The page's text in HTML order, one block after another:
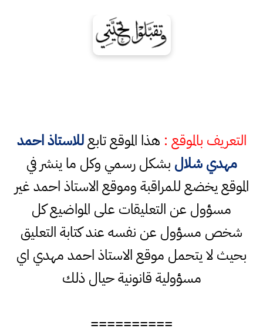
التعريف بالموقع : هذا الموقع تابعللاستاذ احمد
مهدي شلال بشكل رسمي وكل ما ينشر في
الموقع يخضع للمراقبة وموقع الاستاذ احمد غير
مسؤول عن التعليقات على المواضيع كل
شخص مسؤول عن نفسه عند كتابة التعليق
بحيث لا يتحمل موقع الاستاذ احمد مهدي اي
مسؤولية قانونية حيال ذلك
==========